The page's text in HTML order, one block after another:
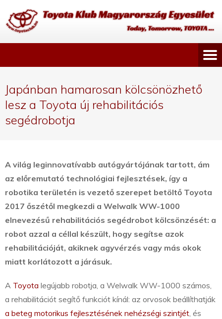
Japánban hamarosan kölcsönözhető
lesz a Toyota új rehabilitációs
segédrobotja
A világ leginnovatívabb autógyártójának tartott, ám
az előremutató technológiai fejlesztések, így a
robotika területén is vezető szerepet betöltő Toyota
2017 őszétől megkezdi a Welwalk WW-1000
elnevezésű rehabilitációs segédrobot kölcsönzését: a
robot azzal a céllal készült, hogy segítse azok
rehabilitációját, akiknek agyvérzés vagy más okok
miatt korlátozott a járásuk.
A Toyota legújabb robotja, a Welwalk WW-1000 számos,
a rehabilitációt segítő funkciót kínál: az orvosok beállíthatják
a beteg motorikus fejlesztésének nehézségi szintjét, és